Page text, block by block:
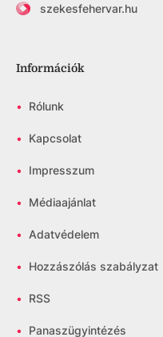
szekesfehervar.hu
Információk
• Rólunk
• Kapcsolat
• Impresszum
• Médiaajánlat
• Adatvédelem
• Hozzászólás szabályzat
• RSS
• Panaszügyintézés